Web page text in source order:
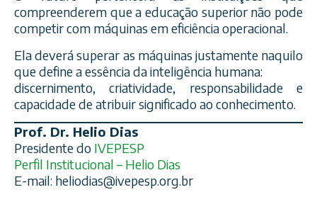
compreenderem que a educação superior não pode
competir com máquinas em eficiência operacional.
Ela deverá superar as máquinas justamente naquilo
que define a essência da inteligência humana:
discernimento, criatividade, responsabilidade e
capacidade de atribuir significado ao conhecimento.
Prof. Dr. Helio Dias
Presidente do IVEPESP
Perfil Institucional – Helio Dias
E-mail: heliodias@ivepesp.org.br